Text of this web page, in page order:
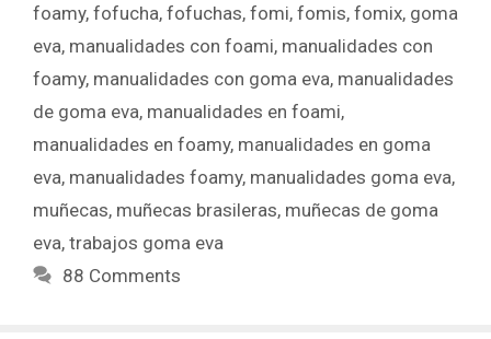
foamy, fofucha, fofuchas, fomi, fomis, fomix, goma
eva, manualidades con foami, manualidades con
foamy, manualidades con goma eva, manualidades
de goma eva, manualidades en foami,
manualidades en foamy, manualidades en goma
eva, manualidades foamy, manualidades goma eva,
muñecas, muñecas brasileras, muñecas de goma
eva, trabajos goma eva
88 Comments